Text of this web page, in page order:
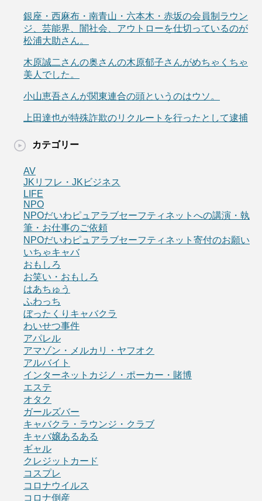
銀座・西麻布・南青山・六本木・赤坂の会員制ラウン
ジ、芸能界、闇社会、アウトローを仕切っているのが
松浦大助さん。
木原誠二さんの奥さんの木原郁子さんがめちゃくちゃ
美人でした。
小山恵吾さんが関東連合の頭というのはウソ。
上田達也が特殊詐欺のリクルートを行ったとして逮捕
カテゴリー
AV
JKリフレ・JKビジネス
LIFE
NPO
NPOだいわピュアラブセーフティネットへの講演・執
筆・お仕事のご依頼
NPOだいわピュアラブセーフティネット寄付のお願い
いちゃキャバ
おもしろ
お笑い・おもしろ
はあちゅう
ふわっち
ぼったくりキャバクラ
わいせつ事件
アパレル
アマゾン・メルカリ・ヤフオク
アルバイト
インターネットカジノ・ポーカー・賭博
エステ
オタク
ガールズバー
キャバクラ・ラウンジ・クラブ
キャバ嬢あるある
ギャル
クレジットカード
コスプレ
コロナウイルス
コロナ倒産